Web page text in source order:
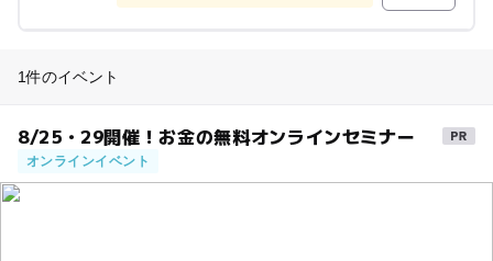
1件のイベント
8/25・29開催！お金の無料オンラインセミナー
オンラインイベント